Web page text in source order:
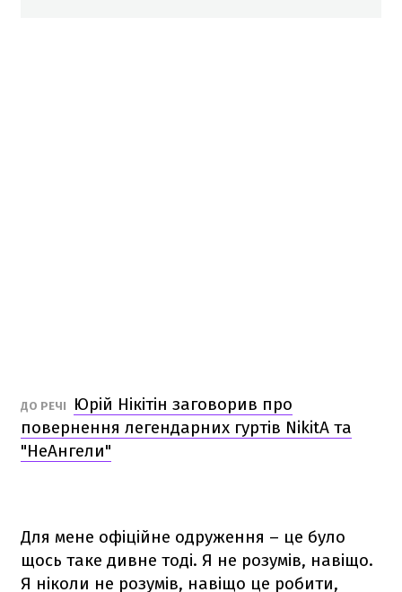
ДО РЕЧІ
Юрій Нікітін заговорив про
повернення легендарних гуртів NikitA та
"НеАнгели"
Для мене офіційне одруження – це було
щось таке дивне тоді. Я не розумів, навіщо.
Я ніколи не розумів, навіщо це робити,